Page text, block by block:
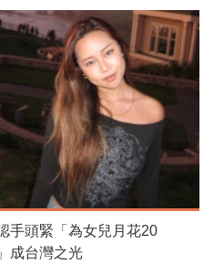
手頭緊「為女兒月花20
成台灣之光